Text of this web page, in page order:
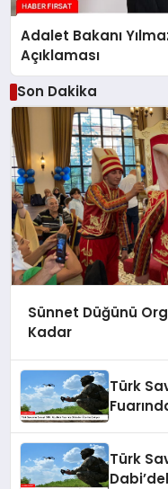
Adalet Bakanı
Açıklaması
Son Dakika
Sünnet Düğünü
Kadar
Türk
Türk